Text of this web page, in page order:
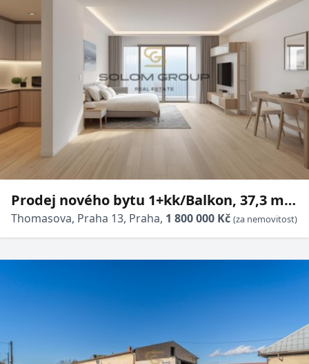
Prodej nového bytu 1+kk/Balkon, 37,3 m²
+ parkovací stání, sklep, Britská Čtvrť, DV,
novostavba
Thomasova, Praha 13, Praha, 1 800 000 Kč (za nemovitost)